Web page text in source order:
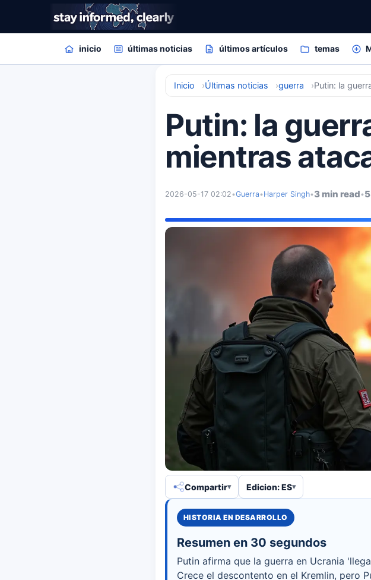
inicio últimas noticias últimos artículos temas
Inicio Últimas noticias guerra Putin: la
Putin: la
mientras
2026-05-17 02:02•Guerra•Harper Singh•3 min read•
Compartir Edicion: ES
HISTORIA EN DESARROLLO
Resumen en 30 segundos
Putin afirma que la guerra en Ucrania
Crece el descontento en el Kremlin, pero